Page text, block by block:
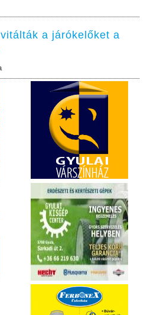
a járókelőket a